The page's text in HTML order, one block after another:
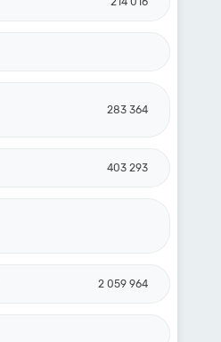
283 364
403 293
2 059 964